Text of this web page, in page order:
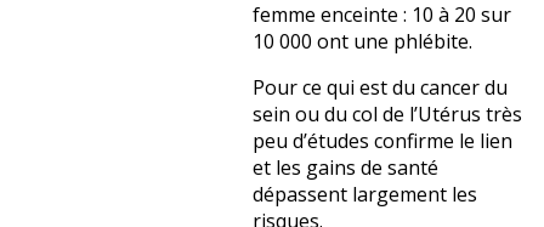
femme enceinte : 10 à 20 sur
10 000 ont une phlébite.
Pour ce qui est du cancer du
sein ou du col de l’Utérus très
peu d’études confirme le lien
et les gains de santé
dépassent largement les
risques.